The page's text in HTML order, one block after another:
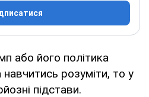
або його політика
розуміти, то у
підстави.